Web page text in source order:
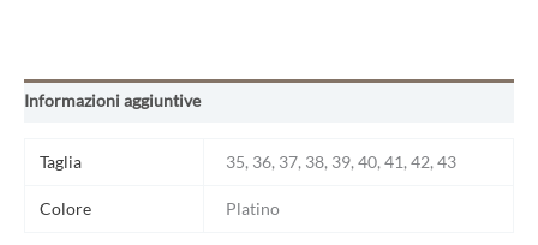
Informazioni aggiuntive
Taglia 35, 36, 37, 38, 39, 40, 41, 42, 43
Colore Platino